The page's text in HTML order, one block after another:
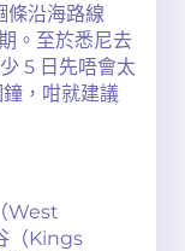
條沿海路線
。至於悉尼去
5 日先唔會太
，咁就建議
West
（Kings